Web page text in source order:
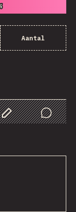
Aantal
Customize Data
Comments